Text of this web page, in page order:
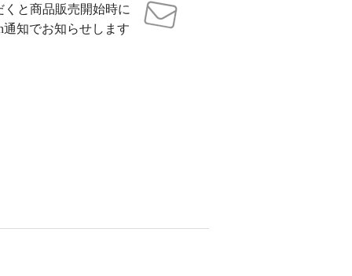
くと商品販売開始時に
通知でお知らせします